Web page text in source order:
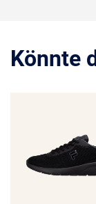
Könnte